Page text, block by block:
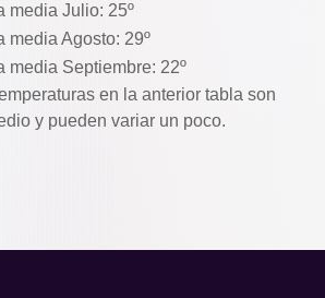
media Julio: 25º
media Agosto: 29º
media Septiembre: 22º
en la anterior tabla son
y pueden variar un poco.